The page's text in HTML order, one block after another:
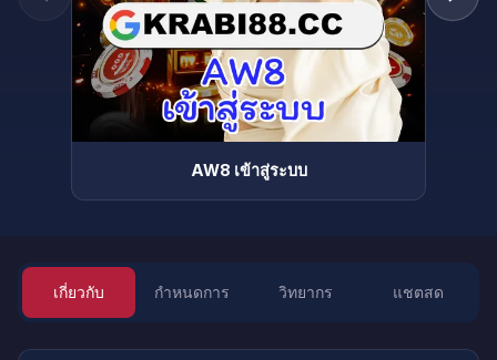
AW8 เข้าสู่ระบบ
เกี่ยวกับ กำหนดการ วิทยากร แชตสด